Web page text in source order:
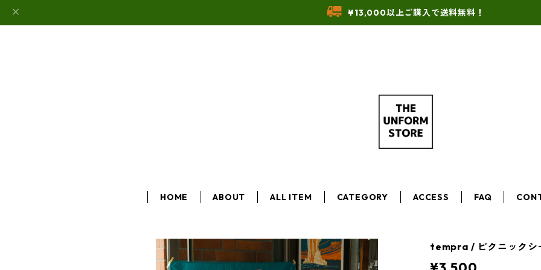
¥13,000以上ご購入で送料無料！
HOME ABOUT ALL ITEM CATEGORY ACCESS FAQ
tempra / ピクニックシ